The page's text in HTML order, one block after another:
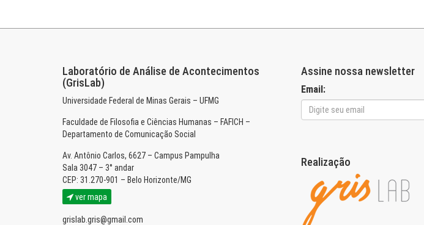
Laboratório de Análise de Acontecimentos
(GrisLab)
Universidade Federal de Minas Gerais – UFMG
Faculdade de Filosofia e Ciências Humanas – FAFICH –
Departamento de Comunicação Social
Av. Antônio Carlos, 6627 – Campus Pampulha
Sala 3047 – 3° andar
CEP: 31.270-901 – Belo Horizonte/MG
ver mapa
grislab.gris@gmail.com
Assine nossa newsletter
Email:
Realização